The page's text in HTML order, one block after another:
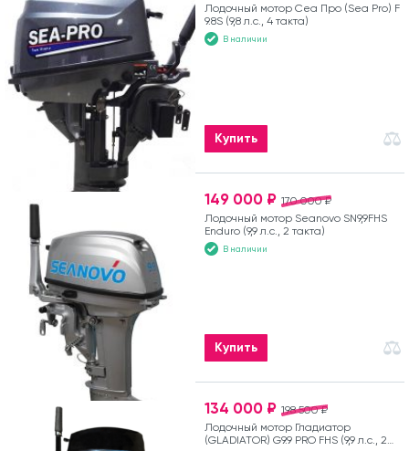
Лодочный мотор Сеа Про (Sea Pro) F
9.8S (9,8 л.с., 4 такта)
В наличии
Купить
170 000 ₽
149 000 ₽
Лодочный мотор Seanovo SN9,9FHS
Enduro (9,9 л.с., 2 такта)
В наличии
Купить
198 500 ₽
134 000 ₽
Лодочный мотор Гладиатор
(GLADIATOR) G9.9 PRO FHS (9,9 л.с., 2